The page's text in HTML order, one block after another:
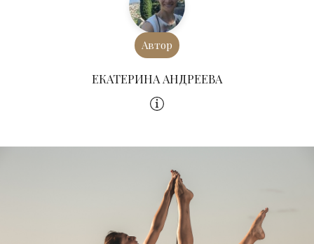
Автор
ЕКАТЕРИНА АНДРЕЕВА